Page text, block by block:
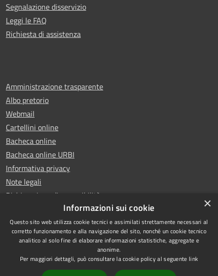
Segnalazione disservizio
Leggi le FAQ
Richiesta di assistenza
Amministrazione trasparente
Albo pretorio
Webmail
Cartellini online
Bacheca online
Bacheca online URBI
Informativa privacy
Note legali
Dichiarazione di accessibilità
RSS
Accessibilità
Copyright © 2025 Comune di
Ariano Irpino
Powered byMunicipium
×
Informazioni sui cookie
Questo sito web utilizza cookie tecnici e assimilati strettamente necessari al
corretto funzionamento e alla navigazione del sito, nonché un cookie tecnico
analitico al solo fine di elaborare informazioni statistiche, aggregate e
anonime.
Per maggiori dettagli, può consultare la cookie policy al seguente link